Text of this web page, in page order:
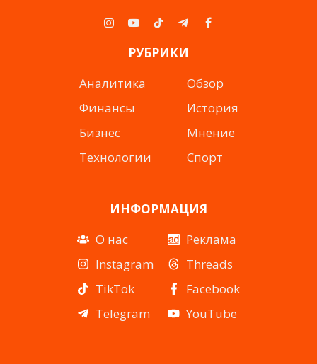
Instagram
YouTubeTikTokTelegramFacebook
РУБРИКИ
Аналитика
Финансы
Бизнес
Технологии
Обзор
История
Мнение
Спорт
ИНФОРМАЦИЯ
О нас
Instagram
TikTok
Telegram
Реклама
Threads
Facebook
YouTube